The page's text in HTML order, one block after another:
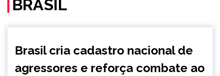
BRASIL
NOTÍCIAS
Brasil cria cadastro nacional de
agressores e reforça combate ao